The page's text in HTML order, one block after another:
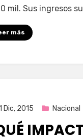
mil. Sus ingresos
más
Dic, 2015 Nacional